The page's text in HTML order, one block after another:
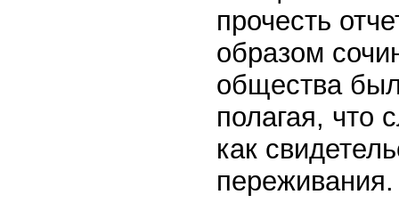
прочесть
образом
общества
полагая, что
как
переживания.